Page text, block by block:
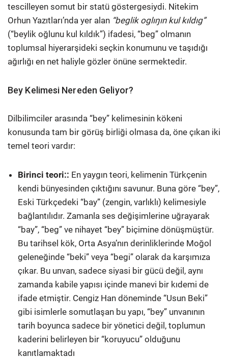
tescilleyen somut bir statü göstergesiydi. Nitekim
Orhun Yazıtları’nda yer alan “beglik oglıŋın kul kıldıg”
(“beylik oğlunu kul kıldık”) ifadesi, “beg” olmanın
toplumsal hiyerarşideki seçkin konumunu ve taşıdığı
ağırlığı en net haliyle gözler önüne sermektedir.
Bey Kelimesi Nereden Geliyor?
Dilbilimciler arasında “bey” kelimesinin kökeni
konusunda tam bir görüş birliği olmasa da, öne çıkan iki
temel teori vardır:
Birinci teori:: En yaygın teori, kelimenin Türkçenin
kendi bünyesinden çıktığını savunur. Buna göre “bey”,
Eski Türkçedeki “bay” (zengin, varlıklı) kelimesiyle
bağlantılıdır. Zamanla ses değişimlerine uğrayarak
“bay”, “beg” ve nihayet “bey” biçimine dönüşmüştür.
Bu tarihsel kök, Orta Asya’nın derinliklerinde Moğol
geleneğinde “beki” veya “begi” olarak da karşımıza
çıkar. Bu unvan, sadece siyasi bir gücü değil, aynı
zamanda kabile yapısı içinde manevi bir kıdemi de
ifade etmiştir. Cengiz Han döneminde “Usun Beki”
gibi isimlerle somutlaşan bu yapı, “bey” unvanının
tarih boyunca sadece bir yönetici değil, toplumun
kaderini belirleyen bir “koruyucu” olduğunu
kanıtlamaktadı